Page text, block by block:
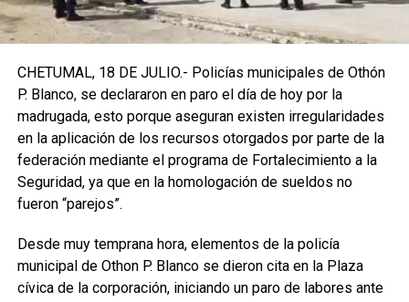
CHETUMAL, 18 DE JULIO.- Policías municipales de Othón
P. Blanco, se declararon en paro el día de hoy por la
madrugada, esto porque aseguran existen irregularidades
en la aplicación de los recursos otorgados por parte de la
federación mediante el programa de Fortalecimiento a la
Seguridad, ya que en la homologación de sueldos no
fueron “parejos”.
Desde muy temprana hora, elementos de la policía
municipal de Othon P. Blanco se dieron cita en la Plaza
cívica de la corporación, iniciando un paro de labores ante